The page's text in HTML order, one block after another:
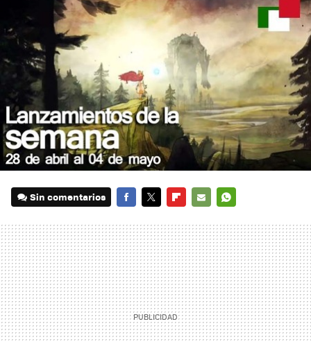
Sin comentarios
MAIL